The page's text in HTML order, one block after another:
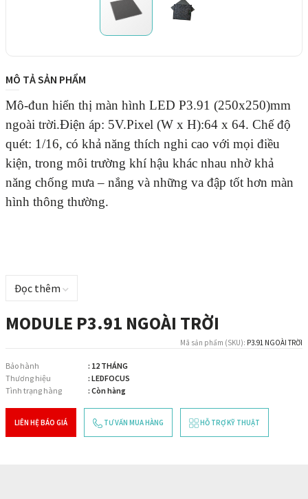
MÔ TẢ SẢN PHẨM
Mô-đun hiển thị màn hình LED P3.91 (250x250)mm
ngoài trời.Điện áp: 5V.Pixel (W x H):64 x 64. Chế độ
quét: 1/16, có khả năng thích nghi cao với mọi điều
kiện, trong môi trường khí hậu khác nhau nhờ khả
năng chống mưa – nắng và những va đập tốt hơn màn
hình thông thường.
Đọc thêm
MODULE P3.91 NGOÀI TRỜI
Mã sản phẩm (SKU): P3.91 NGOÀI TRỜI
Bảo hành
: 12 THÁNG
Thương hiệu
: LEDFOCUS
Tình trạng hàng
: Còn hàng
LIÊN HỆ BÁO GIÁ TƯ VẤN MUA HÀNG HỖ TRỢ KỸ THUẬT